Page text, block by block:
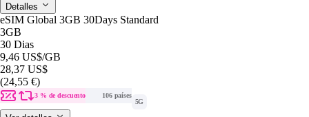
Detalles
eSIM Global 3GB 30Days Standard
3GB
30 Dias
9,46 US$/GB
28,37 US$
(24,55 €)
3 % de descuento
106 países
5G